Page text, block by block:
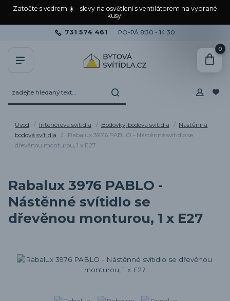
Zatočte s vedrem ☀️ - slevy na osvětlení s ventilátorem na vybrané
kusy!
731 574 461 PO-PÁ 8:30 - 14:30
0
Úvod Interiérová svítidla Bodovky, bodová svítidla
Nástěnná
bodová svítidla
Rabalux 3976 PABLO - Nástěnné svítidlo se
dřevěnou monturou, 1 x E27
Rabalux 3976 PABLO -
Nástěnné svítidlo se
dřevěnou monturou, 1 x E27